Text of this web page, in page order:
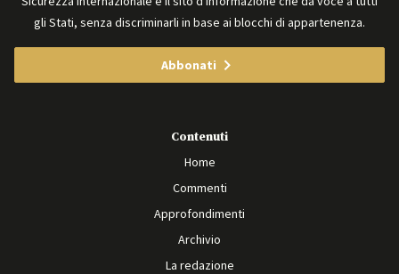
gli Stati, senza discriminarli in base ai blocchi di appartenenza.
Abbonati
Contenuti
Home
Commenti
Approfondimenti
Archivio
La redazione